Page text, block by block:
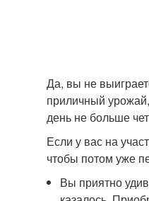
Да, вы не
приличный
день не больше
Если у вас на
чтобы потом уже
Вы приятно